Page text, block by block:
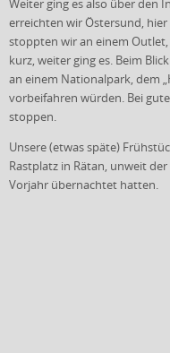
Weiter ging es also über den
erreichten wir Östersund,
stoppten wir an einem
kurz, weiter ging es. Beim
an einem Nationalpark, dem
vorbeifahren würden. Bei
stoppen.
Unsere (etwas späte)
Rastplatz in Rätan, unweit
Vorjahr übernachtet hatten.